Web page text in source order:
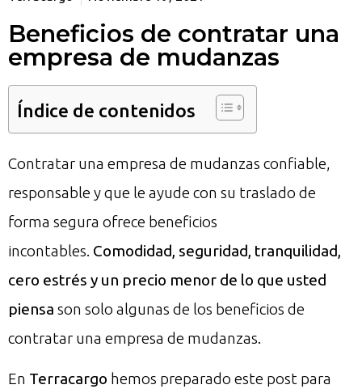
Beneficios de contratar una
empresa de mudanzas
Índice de contenidos
Contratar una empresa de mudanzas confiable,
responsable y que le ayude con su traslado de
forma segura ofrece beneficios
incontables. Comodidad, seguridad, tranquilidad,
cero estrés y un precio menor de lo que usted
piensa son solo algunas de los beneficios de
contratar una empresa de mudanzas.
En Terracargo hemos preparado este post para